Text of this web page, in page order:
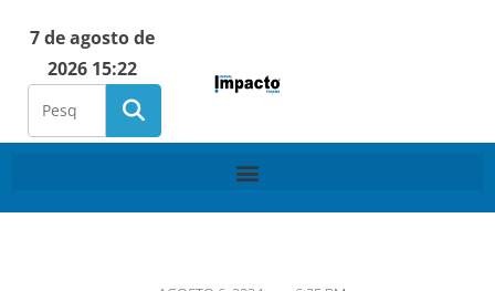
7 de agosto de
2026 15:22